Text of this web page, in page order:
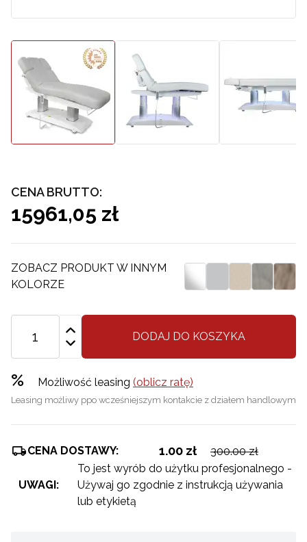
CENA BRUTTO:
15961,05 zł
ZOBACZ PRODUKT W INNYM
KOLORZE
DODAJ DO KOSZYKA
% Możliwość leasing (oblicz ratę)
Leasing możliwy ppo wcześniejszym kontakcie z działem handlowym
CENA DOSTAWY: 1.00 zł 300.00 zł
UWAGI:
To jest wyrób do użytku profesjonalnego -
Używaj go zgodnie z instrukcją używania
lub etykietą